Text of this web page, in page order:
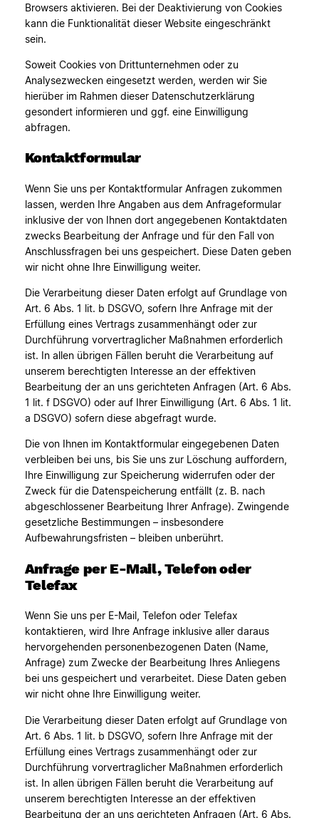
Browsers aktivieren. Bei der Deaktivierung von Cookies
kann die Funktionalität dieser Website eingeschränkt
sein.
Soweit Cookies von Drittunternehmen oder zu
Analysezwecken eingesetzt werden, werden wir Sie
hierüber im Rahmen dieser Datenschutzerklärung
gesondert informieren und ggf. eine Einwilligung
abfragen.
Kontaktformular
Wenn Sie uns per Kontaktformular Anfragen zukommen
lassen, werden Ihre Angaben aus dem Anfrageformular
inklusive der von Ihnen dort angegebenen Kontaktdaten
zwecks Bearbeitung der Anfrage und für den Fall von
Anschlussfragen bei uns gespeichert. Diese Daten geben
wir nicht ohne Ihre Einwilligung weiter.
Die Verarbeitung dieser Daten erfolgt auf Grundlage von
Art. 6 Abs. 1 lit. b DSGVO, sofern Ihre Anfrage mit der
Erfüllung eines Vertrags zusammenhängt oder zur
Durchführung vorvertraglicher Maßnahmen erforderlich
ist. In allen übrigen Fällen beruht die Verarbeitung auf
unserem berechtigten Interesse an der effektiven
Bearbeitung der an uns gerichteten Anfragen (Art. 6 Abs.
1 lit. f DSGVO) oder auf Ihrer Einwilligung (Art. 6 Abs. 1 lit.
a DSGVO) sofern diese abgefragt wurde.
Die von Ihnen im Kontaktformular eingegebenen Daten
verbleiben bei uns, bis Sie uns zur Löschung auffordern,
Ihre Einwilligung zur Speicherung widerrufen oder der
Zweck für die Datenspeicherung entfällt (z. B. nach
abgeschlossener Bearbeitung Ihrer Anfrage). Zwingende
gesetzliche Bestimmungen – insbesondere
Aufbewahrungsfristen – bleiben unberührt.
Anfrage per E-Mail, Telefon oder
Telefax
Wenn Sie uns per E-Mail, Telefon oder Telefax
kontaktieren, wird Ihre Anfrage inklusive aller daraus
hervorgehenden personenbezogenen Daten (Name,
Anfrage) zum Zwecke der Bearbeitung Ihres Anliegens
bei uns gespeichert und verarbeitet. Diese Daten geben
wir nicht ohne Ihre Einwilligung weiter.
Die Verarbeitung dieser Daten erfolgt auf Grundlage von
Art. 6 Abs. 1 lit. b DSGVO, sofern Ihre Anfrage mit der
Erfüllung eines Vertrags zusammenhängt oder zur
Durchführung vorvertraglicher Maßnahmen erforderlich
ist. In allen übrigen Fällen beruht die Verarbeitung auf
unserem berechtigten Interesse an der effektiven
Bearbeitung der an uns gerichteten Anfragen (Art. 6 Abs.